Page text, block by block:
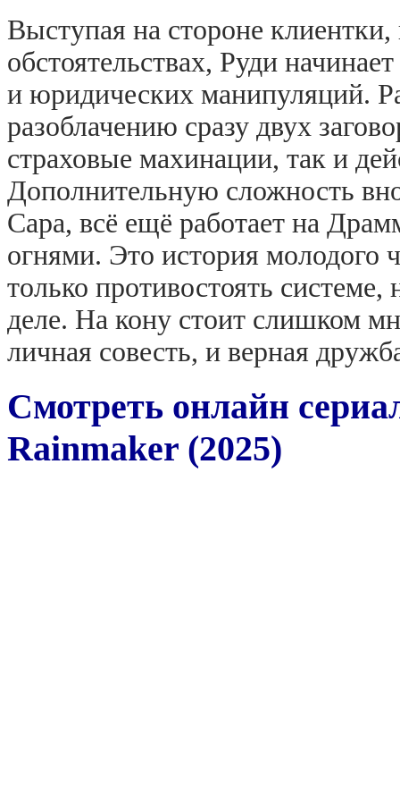
Выступая на стороне
обстоятельствах, Руди
и юридических манипуляций.
разоблачению сразу двух
страховые махинации, так и
Дополнительную сложность
Сара, всё ещё работает на
огнями. Это история молодого
только противостоять
деле. На кону стоит слишком
личная совесть, и верная
Смотреть онлайн
Rainmaker (2025)